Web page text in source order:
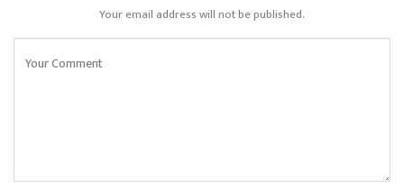
Your email address will not be published.